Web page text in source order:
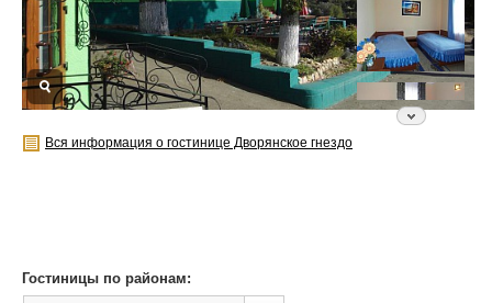
Вся информация о гостинице Дворянское гнездо
Гостиницы по районам: